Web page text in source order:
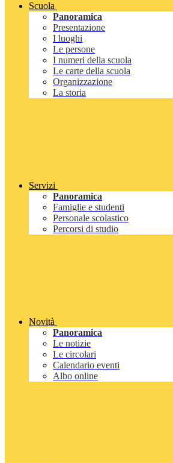
Scuola
Panoramica
Presentazione
I luoghi
Le persone
I numeri della scuola
Le carte della scuola
Organizzazione
La storia
Servizi
Panoramica
Famiglie e studenti
Personale scolastico
Percorsi di studio
Novità
Panoramica
Le notizie
Le circolari
Calendario eventi
Albo online